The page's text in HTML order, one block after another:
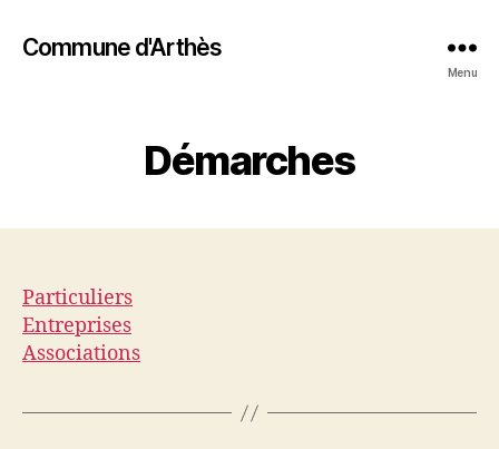
Commune d'Arthès
Menu
Démarches
Particuliers
Entreprises
Associations